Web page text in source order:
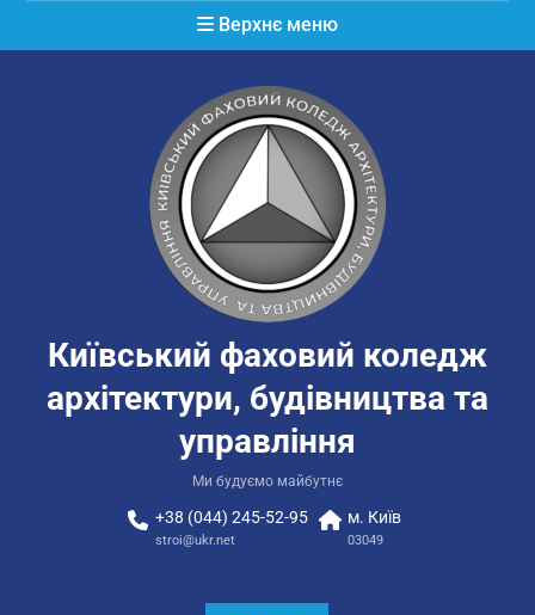
Верхнє меню
Київський фаховий коледж
архітектури, будівництва та
управління
Ми будуємо майбутнє
+38 (044) 245-52-95
stroi@ukr.net
м. Київ
03049